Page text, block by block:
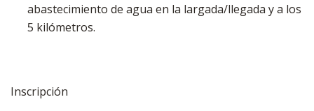
abastecimiento de agua en la largada/llegada y a los
5 kilómetros.
Inscripción